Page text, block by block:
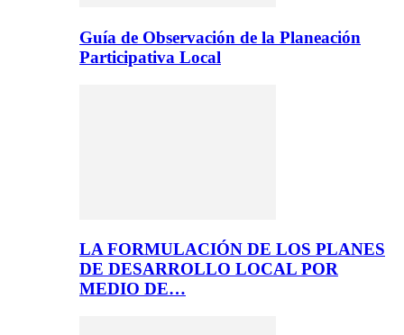
Guía de Observación de la Planeación
Participativa Local
LA FORMULACIÓN DE LOS PLANES
DE DESARROLLO LOCAL POR
MEDIO DE…